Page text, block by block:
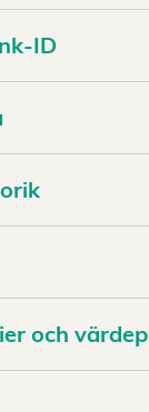
ID
och